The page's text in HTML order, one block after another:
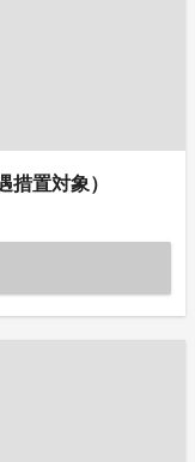
置対象）